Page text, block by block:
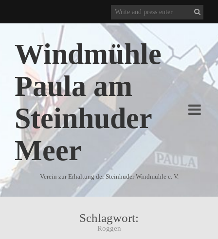
Windmühle
Paula am
Steinhuder
Meer
Verein zur Erhaltung der Steinhuder Windmühle e. V.
Schlagwort:
Roggen